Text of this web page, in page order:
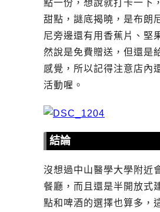
點一份，想說就打卡一下
甜點，謎底揭曉，是布朗
尼旁邊還有用香蕉片、堅
然說是免費贈送，但還是
感覺，所以記得注意店內
活動喔。
結論
沒想過中山醫學大學附近
餐廳，而且還是半開放式
點和啤酒的選擇也算多，